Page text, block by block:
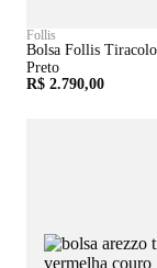
Follis
Bolsa Follis
Preto
R$ 2.790,00